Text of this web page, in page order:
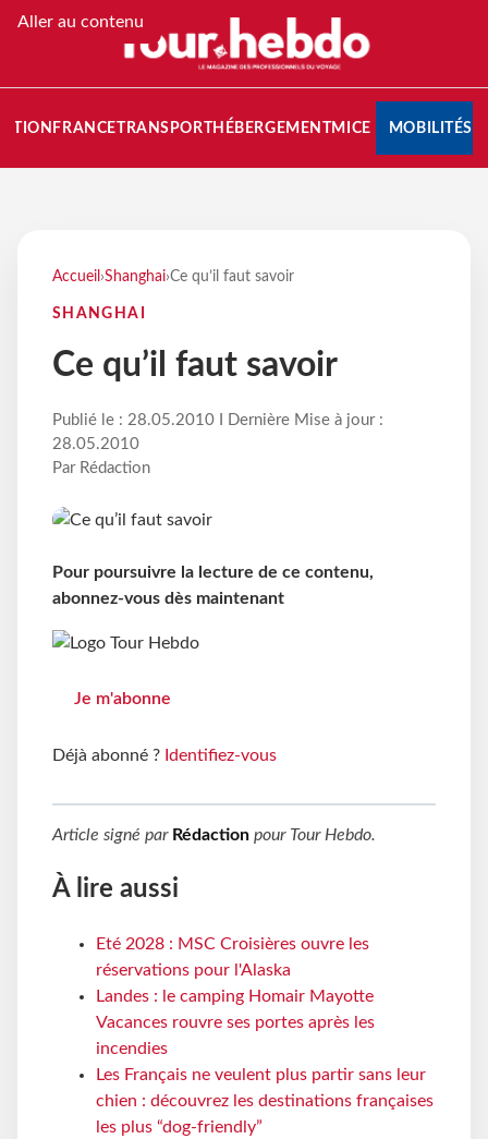
Aller au contenu
FRANCETRANSPORT HÉBERGEMENTMICE MOBILITÉS
Accueil ›Shanghai›Ce qu’il faut savoir
SHANGHAI
Ce qu’il faut savoir
Publié le : 28.05.2010 I Dernière Mise à jour :
28.05.2010
Par Rédaction
Pour poursuivre la lecture de ce contenu,
abonnez-vous dès maintenant
Je m'abonne
Déjà abonné ? Identifiez-vous
Article signé par Rédaction pour Tour Hebdo.
À lire aussi
Eté 2028 : MSC Croisières ouvre les
réservations pour l'Alaska
Landes : le camping Homair Mayotte
Vacances rouvre ses portes après les
incendies
Les Français ne veulent plus partir sans leur
chien : découvrez les destinations françaises
les plus “dog-friendly”